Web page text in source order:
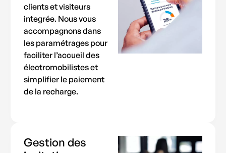
clients et visiteurs
integrée. Nous vous
accompagnons dans
les paramétrages pour
faciliter l’accueil des
électromobilistes et
simplifier le paiement
de la recharge.
Gestion des